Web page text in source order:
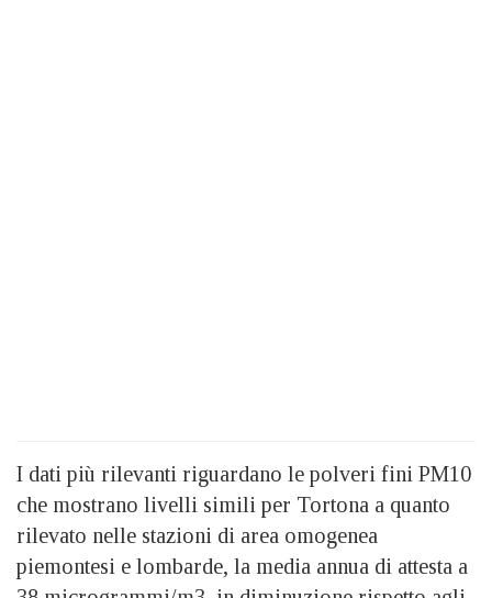
I dati più rilevanti riguardano le polveri fini PM10
che mostrano livelli simili per Tortona a quanto
rilevato nelle stazioni di area omogenea
piemontesi e lombarde, la media annua di attesta a